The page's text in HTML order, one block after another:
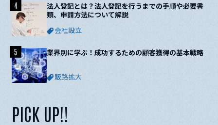
法人登記とは？法人登記を行うまでの手順や必要書
類、申請方法について解説
会社設立
4
業界別に学ぶ！成功するための顧客獲得の基本戦略
販路拡大
5
PICK UP!!